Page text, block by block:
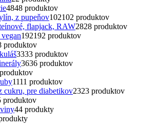
4848 produktov
z pupeňov102102 produktov
flapjack, RAW2828 produktov
192192 produktov
produktov
3333 produktov
3636 produktov
1111 produktov
cukru, pre diabetikov2323 produktov
produktov
44 produkty